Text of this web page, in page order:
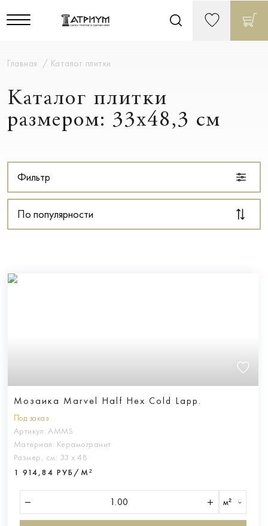
Главная Каталог плитки
Каталог плитки
размером: 33x48,3 см
Фильтр
По популярности
Мозаика Marvel Half Hex Cold Lapp.
Под заказ
Артикул: AMMS
Материал: Керамогранит
Размер, см: 33 х 48
1 914,84 РУБ/М²
м²